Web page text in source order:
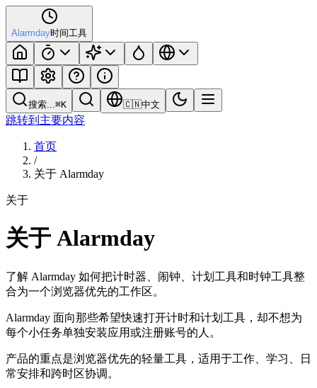
Alarmday时间工具
搜索...⌘K 🇨🇳中文
跳转到主要内容
首页
/
关于 Alarmday
关于
关于 Alarmday
了解 Alarmday 如何把计时器、闹钟、计划工具和时钟工具整
合为一个浏览器优先的工作区。
Alarmday 面向那些希望快速打开计时和计划工具，却不想为
每个小任务单独安装应用或注册账号的人。
产品的重点是浏览器优先的轻量工具，适用于工作、学习、日
常安排和跨时区协调。